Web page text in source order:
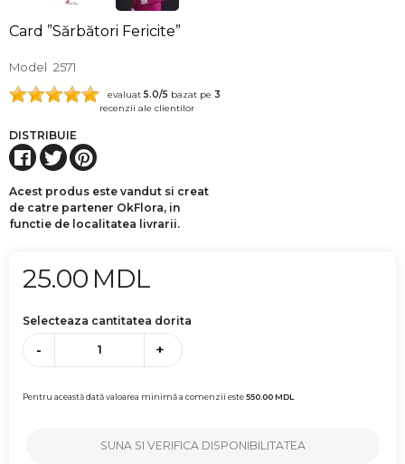
Card ”Sărbători Fericite”
Model 2571
evaluat 5.0/5 bazat pe 3
recenzii ale clientilor
DISTRIBUIE
Acest produs este vandut si creat
de catre partener OkFlora, in
functie de localitatea livrarii.
25.00 MDL
Selecteaza cantitatea dorita
- +
Pentru această dată valoarea minimă a comenzii este550.00MDL
SUNA SI VERIFICA DISPONIBILITATEA